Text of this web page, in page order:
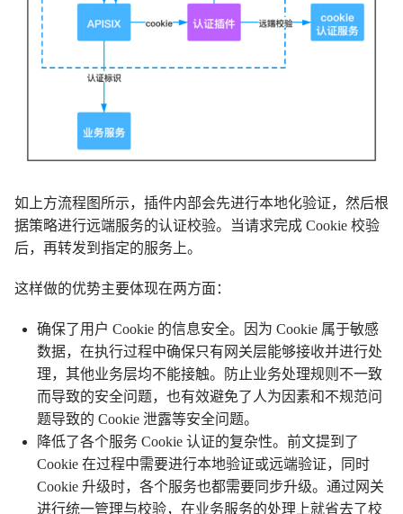
如上方流程图所示，插件内部会先进行本地化验证，然后根
据策略进行远端服务的认证校验。当请求完成 Cookie 校验
后，再转发到指定的服务上。
这样做的优势主要体现在两方面：
确保了用户 Cookie 的信息安全。因为 Cookie 属于敏感
数据，在执行过程中确保只有网关层能够接收并进行处
理，其他业务层均不能接触。防止业务处理规则不一致
而导致的安全问题，也有效避免了人为因素和不规范问
题导致的 Cookie 泄露等安全问题。
降低了各个服务 Cookie 认证的复杂性。前文提到了
Cookie 在过程中需要进行本地验证或远端验证，同时
Cookie 升级时，各个服务也都需要同步升级。通过网关
进行统一管理与校验，在业务服务的处理上就省去了校